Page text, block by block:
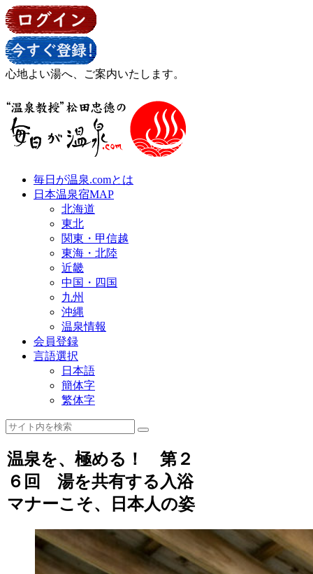
心地よい湯へ、ご案内いたします。
毎日が温泉.comとは
日本温泉宿MAP
北海道
東北
関東・甲信越
東海・北陸
近畿
中国・四国
九州
沖縄
温泉情報
会員登録
言語選択
日本語
簡体字
繁体字
温泉を、極める！ 第２
６回 湯を共有する入浴
マナーこそ、日本人の姿